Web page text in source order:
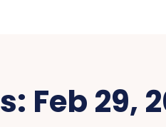
Feb 29,